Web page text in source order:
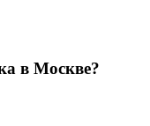
в Москве?